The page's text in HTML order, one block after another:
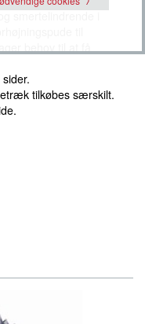
smertelindrende i
tilkøbes særskilt.